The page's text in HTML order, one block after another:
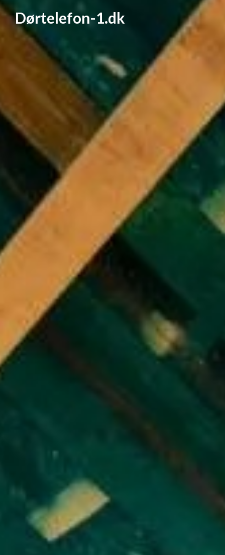
Dørtelefon-1.dk